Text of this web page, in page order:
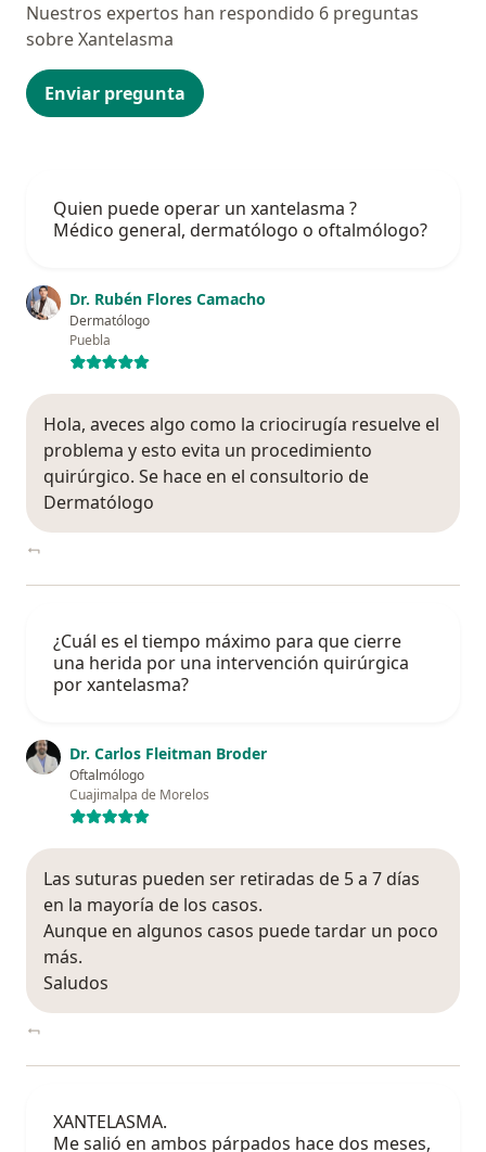
Enviar pregunta
Nuestros expertos han respondido 6 preguntas
sobre Xantelasma
Quien puede operar un xantelasma ?
Médico general, dermatólogo o oftalmólogo?
Dr. Rubén Flores Camacho
Dermatólogo
Puebla
Hola, aveces algo como la criocirugía resuelve el
problema y esto evita un procedimiento
quirúrgico. Se hace en el consultorio de
Dermatólogo
¿Cuál es el tiempo máximo para que cierre
una herida por una intervención quirúrgica
por xantelasma?
Dr. Carlos Fleitman Broder
Oftalmólogo
Cuajimalpa de Morelos
Las suturas pueden ser retiradas de 5 a 7 días
en la mayoría de los casos.
Aunque en algunos casos puede tardar un poco
más.
Saludos
XANTELASMA.
Me salió en ambos párpados hace dos meses,